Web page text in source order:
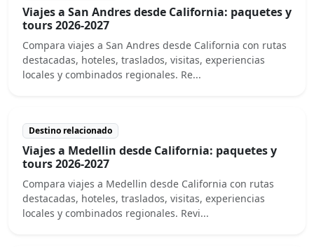
Viajes a San Andres desde California: paquetes y
tours 2026-2027
Compara viajes a San Andres desde California con rutas
destacadas, hoteles, traslados, visitas, experiencias
locales y combinados regionales. Re...
Destino relacionado
Viajes a Medellin desde California: paquetes y
tours 2026-2027
Compara viajes a Medellin desde California con rutas
destacadas, hoteles, traslados, visitas, experiencias
locales y combinados regionales. Revi...